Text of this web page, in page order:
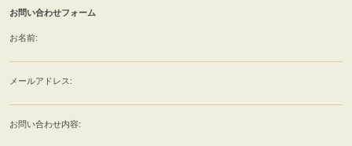
お問い合わせフォーム
お名前:
メールアドレス:
お問い合わせ内容: